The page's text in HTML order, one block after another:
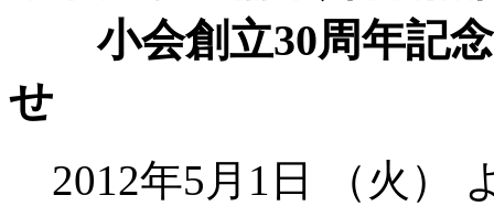
小会創立30周年記念
せ
2012年5月1日 （火）